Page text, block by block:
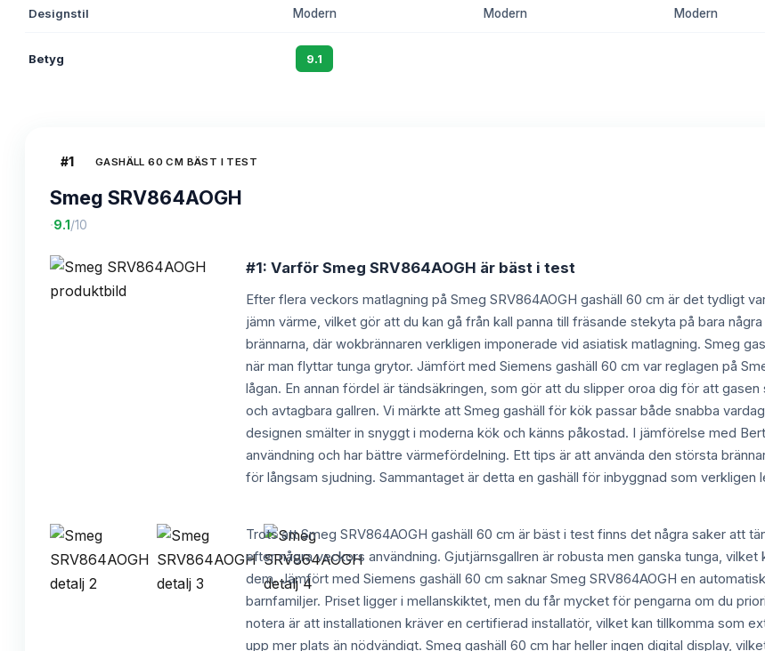
Designstil Modern Modern Modern
Betyg 9.1
#1 GASHÄLL 60 CM BÄST I TEST
Smeg SRV864AOGH
·9.1 /10
#1: Varför Smeg SRV864AOGH är bäst i test
Efter flera veckors matlagning på Smeg SRV864AOGH gashäll 60 cm är det tydligt
jämn värme, vilket gör att du kan gå från kall panna till fräsande stekyta på bara
brännarna, där wokbrännaren verkligen imponerade vid asiatisk matlagning. Smeg
när man flyttar tunga grytor. Jämfört med Siemens gashäll 60 cm var reglagen på
lågan. En annan fördel är tändsäkringen, som gör att du slipper oroa dig för att
och avtagbara gallren. Vi märkte att Smeg gashäll för kök passar både snabba
designen smälter in snyggt i moderna kök och känns påkostad. I jämförelse med
användning och har bättre värmefördelning. Ett tips är att använda den största
för långsam sjudning. Sammantaget är detta en gashäll för inbyggnad som verkligen
Trots att Smeg SRV864AOGH gashäll 60 cm är bäst i test finns det några saker att
efter några veckors användning. Gjutjärnsgallren är robusta men ganska tunga,
dem. Jämfört med Siemens gashäll 60 cm saknar Smeg SRV864AOGH en
barnfamiljer. Priset ligger i mellanskiktet, men du får mycket för pengarna om du
notera är att installationen kräver en certifierad installatör, vilket kan tillkomma som
upp mer plats än nödvändigt. Smeg gashäll 60 cm har heller ingen digital display,